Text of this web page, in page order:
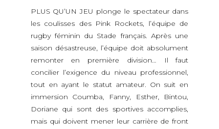
PLUS QU’UN JEU plonge le spectateur dans
les coulisses des Pink Rockets, l’équipe de
rugby féminin du Stade français. Après une
saison désastreuse, l’équipe doit absolument
remonter en première division… Il faut
concilier l’exigence du niveau professionnel,
tout en ayant le statut amateur. On suit en
immersion Coumba, Fanny, Esther, Bintou,
Doriane qui sont des sportives accomplies,
mais qui doivent mener leur carrière de front